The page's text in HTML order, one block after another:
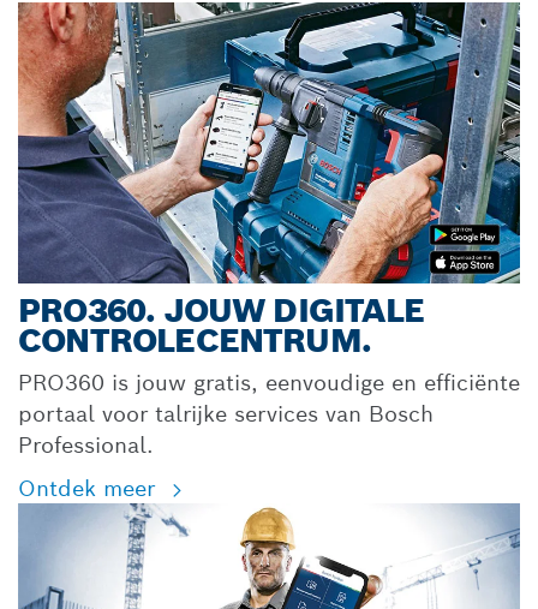
PRO360. JOUW DIGITALE
CONTROLECENTRUM.
PRO360 is jouw gratis, eenvoudige en efficiënte
portaal voor talrijke services van Bosch
Professional.
Ontdek meer